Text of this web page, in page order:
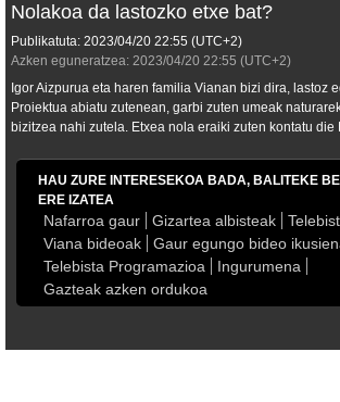
Nolakoa da lastozko etxe bat?
Publikatuta: 2023/04/20 22:55 (UTC+2)
Azken eguneratzea: 2023/04/20 22:55 (UTC+2)
Igor Aizpurua eta haren familia Vianan bizi dira, lastoz
Proiektua abiatu zutenean, garbi zuten umeak
bizitzea nahi zutela. Etxea nola eraiki zuten kontatu die
HAU ZURE INTERESEKOA BADA, BALITEKE
ERE IZATEA
Nafarroa gaur Gizartea albisteak
Viana bideoak
Gaur egungo bideo
Telebista Programazioa
Ingurumena
Gazteak azken ordukoa